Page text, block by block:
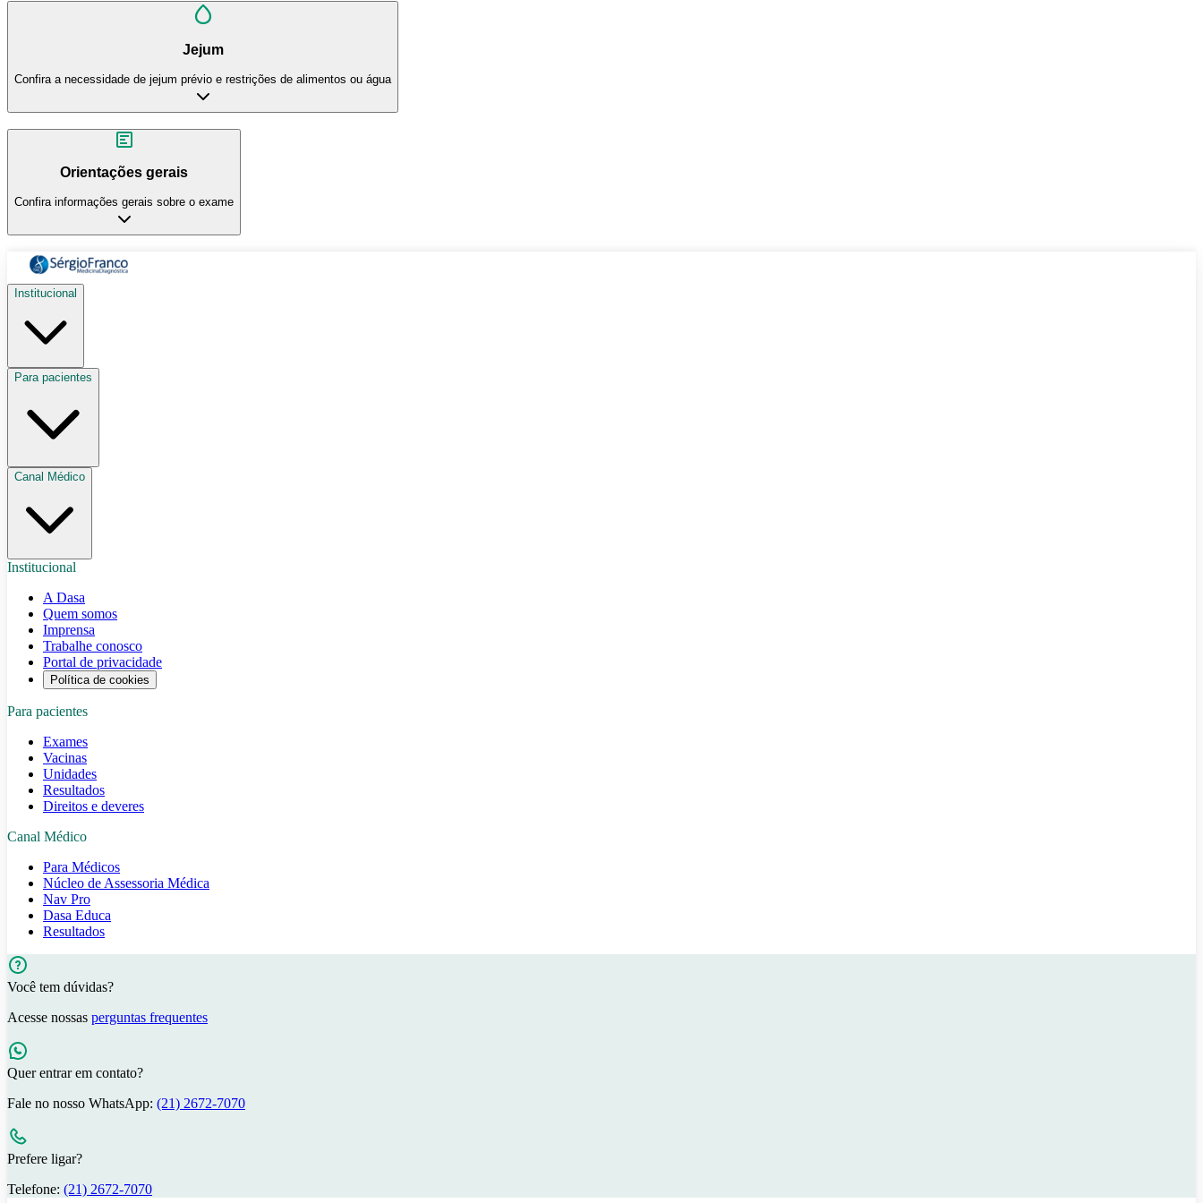
Jejum
Confira a necessidade de jejum prévio e restrições de alimentos ou água
Orientações gerais
Confira informações gerais sobre o exame
Institucional
Para pacientes
Canal Médico
Institucional
A Dasa
Quem somos
Imprensa
Trabalhe conosco
Portal de privacidade
Política de cookies
Para pacientes
Exames
Vacinas
Unidades
Resultados
Direitos e deveres
Canal Médico
Para Médicos
Núcleo de Assessoria Médica
Nav Pro
Dasa Educa
Resultados
Você tem dúvidas?
Acesse nossas perguntas frequentes
Quer entrar em contato?
Fale no nosso WhatsApp: (21) 2672-7070
Prefere ligar?
Telefone: (21) 2672-7070